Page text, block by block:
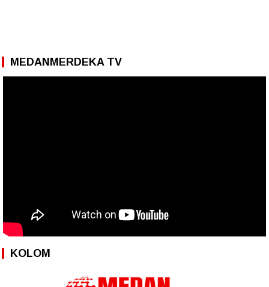
MEDANMERDEKA TV
KOLOM